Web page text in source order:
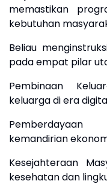
memastikan
kebutuhan
​Beliau
pada empat pilar
​Pembinaan
keluarga di era
kemandirian
​Kesejahteraan
kesehatan dan